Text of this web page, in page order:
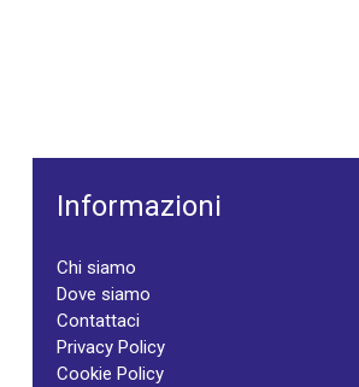
Informazioni
Chi siamo
Dove siamo
Contattaci
Privacy Policy
Cookie Policy